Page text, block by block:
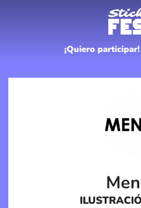
¡Quiero participar!